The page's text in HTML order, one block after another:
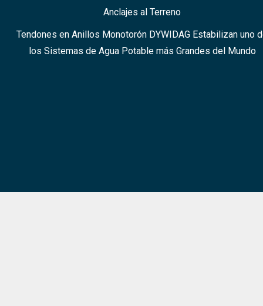
Anclajes al Terreno
Tendones en Anillos Monotorón DYWIDAG Estabilizan uno
los Sistemas de Agua Potable más Grandes del Mundo